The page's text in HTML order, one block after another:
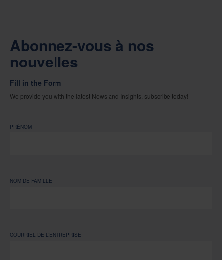
Abonnez-vous à nos
nouvelles
Fill in the Form
We provide you with the latest News and Insights, subscribe today!
PRÉNOM
NOM DE FAMILLE
COURRIEL DE L’ENTREPRISE